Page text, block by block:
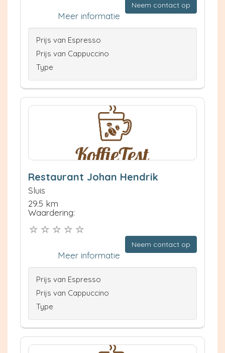
Neem contact op
Meer informatie
Prijs van Espresso
Prijs van Cappuccino
Type
Restaurant Johan Hendrik
Sluis
29.5 km
Waardering:
Neem contact op
Meer informatie
Prijs van Espresso
Prijs van Cappuccino
Type